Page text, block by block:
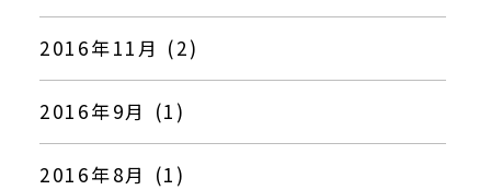
2016年11月 (2)
2016年9月 (1)
2016年8月 (1)